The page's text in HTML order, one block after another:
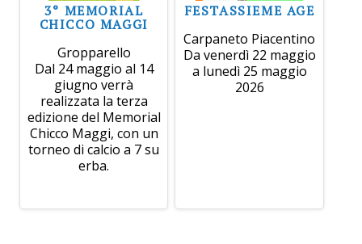
3° MEMORIAL
CHICCO MAGGI
Gropparello
Dal 24 maggio al 14
giugno verrà
realizzata la terza
edizione del Memorial
Chicco Maggi, con un
torneo di calcio a 7 su
erba.
FESTASSIEME AGE
Carpaneto Piacentino
Da venerdì 22 maggio
a lunedì 25 maggio
2026